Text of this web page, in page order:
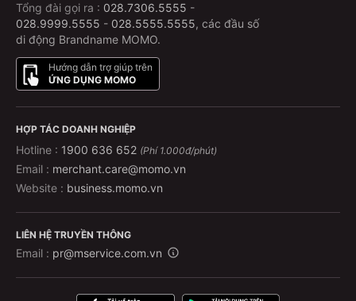
Tổng đài gọi ra : 028.7306.5555 -
028.9999.5555 - 028.5555.5555, các đầu số
di động Brandname MOMO.
Hướng dẫn trợ giúp trên
ỨNG DỤNG MOMO
HỢP TÁC DOANH NGHIỆP
Hotline : 1900 636 652 (Phí 1.000đ/phút)
Email : merchant.care@momo.vn
Website : business.momo.vn
LIÊN HỆ TRUYỀN THÔNG
Email : pr@mservice.com.vn